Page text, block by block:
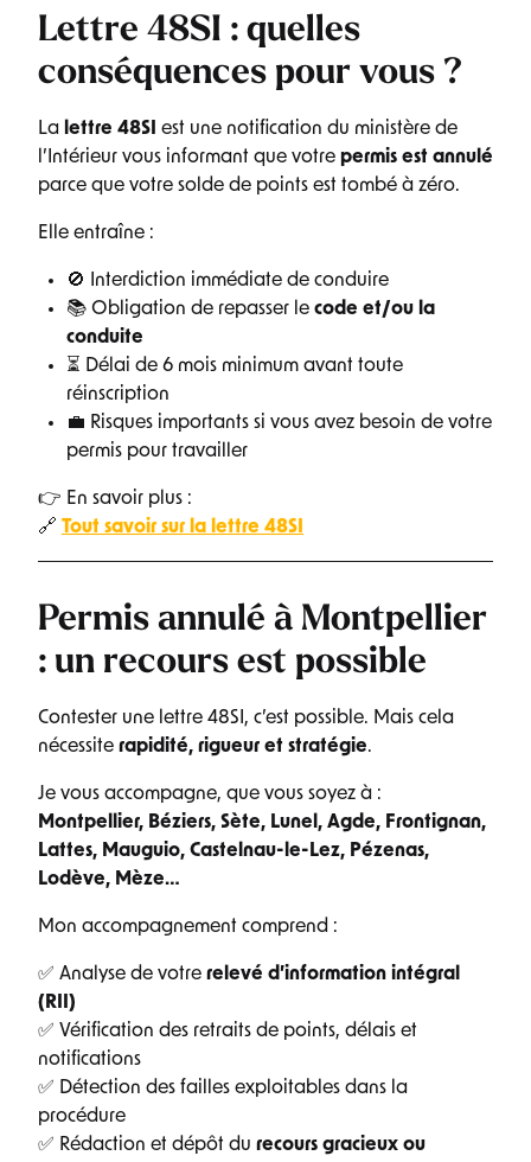
Lettre 48SI : quelles
conséquences pour vous ?
La lettre 48SI est une notification du ministère de
l’Intérieur vous informant que votre permis est annulé
parce que votre solde de points est tombé à zéro.
Elle entraîne :
🚫 Interdiction immédiate de conduire
📚 Obligation de repasser le code et/ou la
conduite
⏳ Délai de 6 mois minimum avant toute
réinscription
💼 Risques importants si vous avez besoin de votre
permis pour travailler
👉 En savoir plus :
🔗 Tout savoir sur la lettre 48SI
Permis annulé à Montpellier
: un recours est possible
Contester une lettre 48SI, c’est possible. Mais cela
nécessite rapidité, rigueur et stratégie.
Je vous accompagne, que vous soyez à :
Montpellier, Béziers, Sète, Lunel, Agde, Frontignan,
Lattes, Mauguio, Castelnau-le-Lez, Pézenas,
Lodève, Mèze…
Mon accompagnement comprend :
✅ Analyse de votre relevé d’information intégral
(RII)
✅ Vérification des retraits de points, délais et
notifications
✅ Détection des failles exploitables dans la
procédure
✅ Rédaction et dépôt du recours gracieux ou